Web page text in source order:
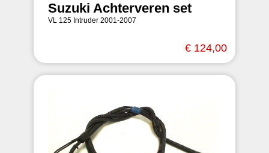
Suzuki Achterveren set
VL 125 Intruder 2001-2007
€ 124,00